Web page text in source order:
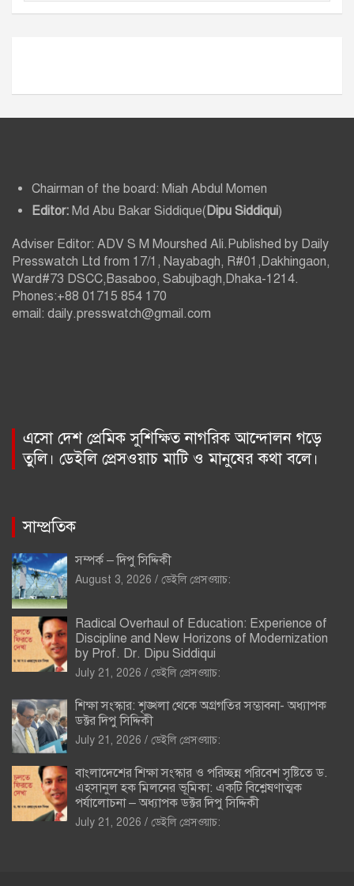
ই
Chairman of the board: Miah Abdul Momen
Editor: Md Abu Bakar Siddique(Dipu Siddiqui)
Adviser Editor: ADV S M Mourshed Ali.Published by Daily
Presswatch Ltd from 17/1, Nayabagh, R#01,Dakhingaon,
Ward#73 DSCC,Basaboo, Sabujbagh,Dhaka-1214.
Phones:+88 01715 854 170
email: daily.presswatch@gmail.com
এসো দেশ প্রেমিক সুশিক্ষিত নাগরিক আন্দোলন গড়ে
তুলি। ডেইলি প্রেসওয়াচ মাটি ও মানুষের কথা বলে।
সাম্প্রতিক
সম্পর্ক – দিপু সিদ্দিকী
August 3, 2026 ডেইলি প্রেসওয়াচ:
Radical Overhaul of Education: Experience of
Discipline and New Horizons of Modernization
by Prof. Dr. Dipu Siddiqui
July 21, 2026 ডেইলি প্রেসওয়াচ:
শিক্ষা সংস্কার: শৃঙ্খলা থেকে অগ্রগতির সম্ভাবনা- অধ্যাপক
ডক্টর দিপু সিদ্দিকী
July 21, 2026 ডেইলি প্রেসওয়াচ:
বাংলাদেশের শিক্ষা সংস্কার ও পরিচ্ছন্ন পরিবেশ সৃষ্টিতে ড.
এহসানুল হক মিলনের ভূমিকা: একটি বিশ্লেষণাত্মক
পর্যালোচনা – অধ্যাপক ডক্টর দিপু সিদ্দিকী
July 21, 2026 ডেইলি প্রেসওয়াচ: